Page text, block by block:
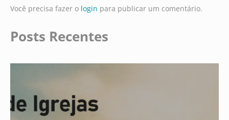
Você precisa fazer o login para publicar um comentário.
Posts Recentes